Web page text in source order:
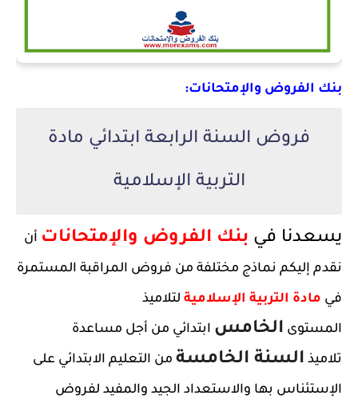
بنك الفروض والإمتحانات:
فروض السنة الرابعة ابتدائي مادة
التربية الإسلامية
يسعدنا في بنك الفروض والإمتحانات أن
نقدم إليكم نماذج مختلفة من فروض المراقبة المستمرة
في مادة التربية الإسلامية لتلاميذ
المستوى الخامس ابتدائي من أجل مساعدة
تلاميذ السنة الخامسة من التعليم الابتدائي على
الإستئناس بها والاستعداد الجيد والمفيد لفروض